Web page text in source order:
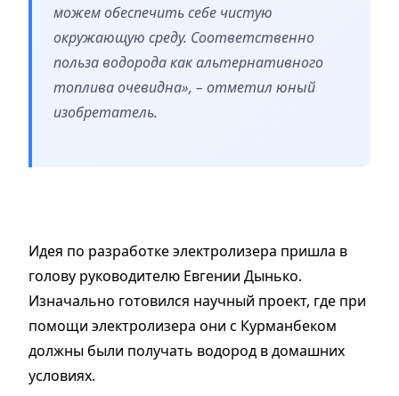
можем обеспечить себе чистую
окружающую среду. Соответственно
польза водорода как альтернативного
топлива очевидна», – отметил юный
изобретатель.
Идея по разработке электролизера пришла в
голову руководителю Евгении Дынько.
Изначально готовился научный проект, где при
помощи электролизера они с Курманбеком
должны были получать водород в домашних
условиях.